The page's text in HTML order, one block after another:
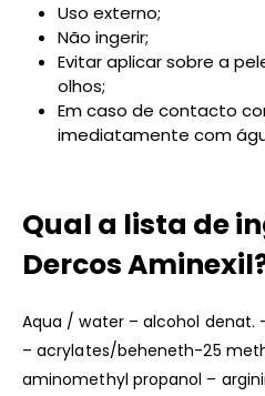
Uso externo;
Não ingerir;
Evitar aplicar sobre a
olhos;
Em caso de contacto
imediatamente com
Qual a lista de
Dercos
Aqua / water – alcohol denat.
– acrylates/beheneth-25
aminomethyl propanol –